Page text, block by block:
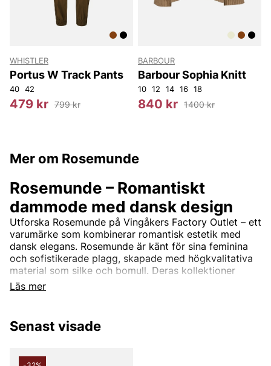
WHISTLER
Portus W Track Pants
40 42
479 kr 799 kr
BARBOUR
Barbour Sophia Knitt
10 12 14 16 18
840 kr 1400 kr
Mer om Rosemunde
Läs mer
Rosemunde – Romantiskt
dammode med dansk design
Utforska Rosemunde på Vingåkers Factory Outlet – ett
varumärke som kombinerar romantisk estetik med
dansk elegans. Rosemunde är känt för sina feminina
och sofistikerade plagg, skapade med högkvalitativa
material som silke och bomull. Deras kollektioner
inkluderar allt från vackra spetsdetaljerade toppar och
mjuka cardigans till tidlösa klänningar och stilrena
Rosemundes design är tidlös och passar perfekt för
varumärket plagg som enkelt kan bäras både till
Senast visade